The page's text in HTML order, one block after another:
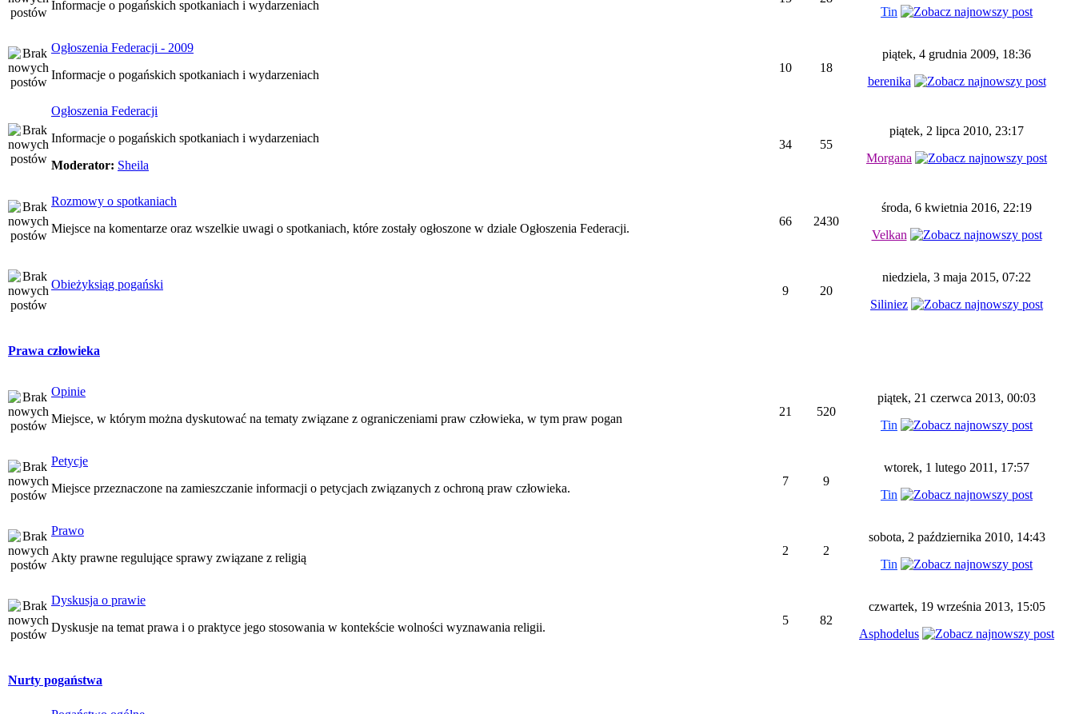
Informacje o pogańskich spotkaniach i wydarzeniach
Tin
Ogłoszenia Federacji - 2009
Informacje o pogańskich spotkaniach i wydarzeniach
10 18
piątek, 4 grudnia 2009, 18:36
berenika
Ogłoszenia Federacji
Informacje o pogańskich spotkaniach i wydarzeniach
Moderator: Sheila
34 55
piątek, 2 lipca 2010, 23:17
Morgana
Rozmowy o spotkaniach
Miejsce na komentarze oraz wszelkie uwagi o spotkaniach, które zostały ogłoszone w dziale Ogłoszenia Federacji.
66 2430
środa, 6 kwietnia 2016, 22:19
Velkan
Obieżyksiąg pogański 9 20
niedziela, 3 maja 2015, 07:22
Siliniez
Prawa człowieka
Opinie
Miejsce, w którym można dyskutować na tematy związane z ograniczeniami praw człowieka, w tym praw pogan
21 520
piątek, 21 czerwca 2013, 00:03
Tin
Petycje
Miejsce przeznaczone na zamieszczanie informacji o petycjach związanych z ochroną praw człowieka.
7 9
wtorek, 1 lutego 2011, 17:57
Tin
Prawo
Akty prawne regulujące sprawy związane z religią
2 2
sobota, 2 października 2010, 14:43
Tin
Dyskusja o prawie
Dyskusje na temat prawa i o praktyce jego stosowania w kontekście wolności wyznawania religii.
5 82
czwartek, 19 września 2013, 15:05
Asphodelus
Nurty pogaństwa